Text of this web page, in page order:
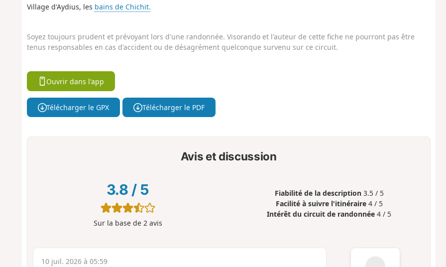
Village d'Aydius, les bains de Chichit.
Soyez toujours prudent et prévoyant lors d'une randonnée. Visorando et l'auteur de cette fiche ne pourront pas être
tenus responsables en cas d'accident ou de désagrément quelconque survenu sur ce circuit.
Ouvrir dans l'app
Télécharger le GPX Télécharger le PDF
Avis et discussion
3.8 / 5
Sur la base de 2 avis
Fiabilité de la description 3.5 / 5
Facilité à suivre l'itinéraire 4 / 5
Intérêt du circuit de randonnée 4 / 5
10 juil. 2026 à 05:59